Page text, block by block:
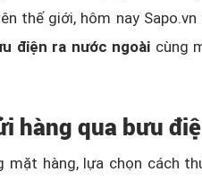
thế giới, hôm nay
điện ra nước ngoài cùng
hàng qua bưu
mặt hàng, lựa chọn cách